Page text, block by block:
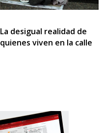
La desigual realidad de
quienes viven en la calle